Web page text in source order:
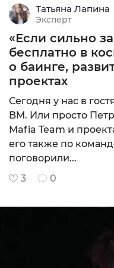
Татьяна Лапина
Эксперт
«Если сильно
бесплатно в
о баинге,
проектах
Сегодня у нас в
BM. Или просто
Mafia Team и
его также по
поговорили...
3
0